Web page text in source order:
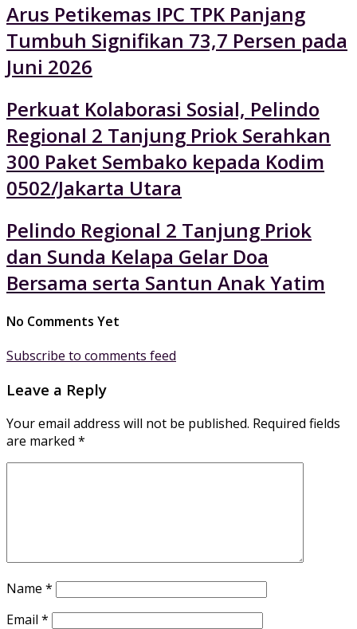
Arus Petikemas IPC TPK Panjang
Tumbuh Signifikan 73,7 Persen pada
Juni 2026
Perkuat Kolaborasi Sosial, Pelindo
Regional 2 Tanjung Priok Serahkan
300 Paket Sembako kepada Kodim
0502/Jakarta Utara
Pelindo Regional 2 Tanjung Priok
dan Sunda Kelapa Gelar Doa
Bersama serta Santun Anak Yatim
No Comments Yet
Subscribe to comments feed
Leave a Reply
Your email address will not be published. Required fields
are marked *
Name *
Email *